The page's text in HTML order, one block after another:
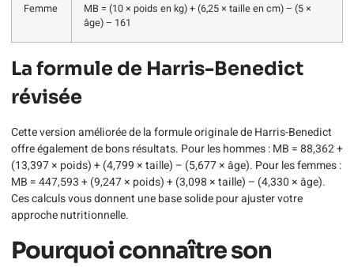
Femme
MB = (10 × poids en kg) + (6,25 × taille en cm) – (5 ×
âge) – 161
La formule de Harris-Benedict
révisée
Cette version améliorée de la formule originale de Harris-Benedict
offre également de bons résultats. Pour les hommes : MB = 88,362 +
(13,397 × poids) + (4,799 × taille) – (5,677 × âge). Pour les femmes :
MB = 447,593 + (9,247 × poids) + (3,098 × taille) – (4,330 × âge).
Ces calculs vous donnent une base solide pour ajuster votre
approche nutritionnelle.
Pourquoi connaître son